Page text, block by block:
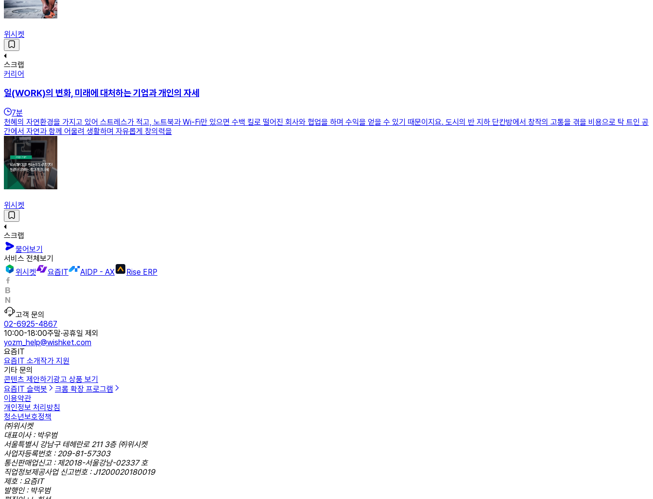
위시켓
스크랩
커리어
일(WORK)의 변화, 미래에 대처하는 기업과 개인의 자세
7분
천혜의 자연환경을 가지고 있어 스트레스가 적고, 노트북과 Wi-Fi만 있으면 수백 킬로 떨어진 회사와 협업을 하며 수익을 얻을 수 있기 때문이지요. 도시의 반 지하 단칸방에서 창작의 고통을 겪을 비용으로 탁 트인 공
간에서 자연과 함께 어울려 생활하며 자유롭게 창의력을
위시켓
스크랩
물어보기
서비스 전체보기
위시켓
요즘IT AIDP - AX Rise ERP
고객 문의
02-6925-4867
10:00-18:00주말·공휴일 제외
yozm_help@wishket.com
요즘IT
요즘IT 소개작가 지원
기타 문의
콘텐츠 제안하기 광고 상품 보기
요즘IT 슬랙봇
크롬 확장 프로그램
이용약관
개인정보 처리방침
청소년보호정책
㈜위시켓
대표이사 : 박우범
서울특별시 강남구 테헤란로 211 3층 ㈜위시켓
사업자등록번호 : 209-81-57303
통신판매업신고 : 제2018-서울강남-02337 호
직업정보제공사업 신고번호 : J1200020180019
제호 : 요즘IT
발행인 : 박우범